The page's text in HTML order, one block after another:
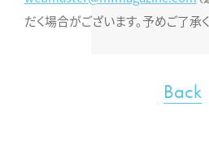
だく場合がございます。予めご了承く
Back